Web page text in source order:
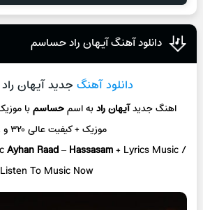
دانلود آهنگ آیهان راد حساسم
دانلود آهنگ جدید آیهان
اهنگ جدیدآیهان رادبه اسمحساسمبا
موزیک + کیفیت عالی ۳۲۰ و ۱۲۸
Ayhan Raad–Hassasam+ Lyrics Music /
Listen To Music Now